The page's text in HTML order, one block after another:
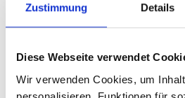
Zustimmung Details
Diese Webseite verwendet
Wir verwenden Cookies, um
weltweit
Seed Capital Assistance Facility:
Finanzmittel für die